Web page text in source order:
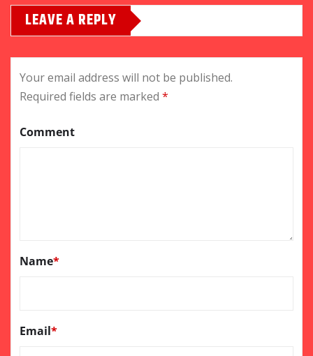
LEAVE A REPLY
Your email address will not be published.
Required fields are marked *
Comment
Name*
Email*